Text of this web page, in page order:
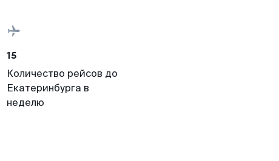
15
Количество рейсов до
Екатеринбурга в
неделю